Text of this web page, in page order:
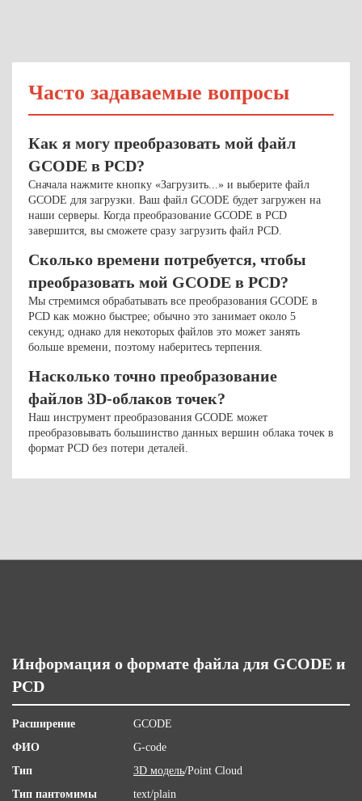
Часто задаваемые вопросы
Как я могу преобразовать мой файл
GCODE в PCD?
Сначала нажмите кнопку «Загрузить...» и выберите файл
GCODE для загрузки. Ваш файл GCODE будет загружен на
наши серверы. Когда преобразование GCODE в PCD
завершится, вы сможете сразу загрузить файл PCD.
Сколько времени потребуется, чтобы
преобразовать мой GCODE в PCD?
Мы стремимся обрабатывать все преобразования GCODE в
PCD как можно быстрее; обычно это занимает около 5
секунд; однако для некоторых файлов это может занять
больше времени, поэтому наберитесь терпения.
Насколько точно преобразование
файлов 3D-облаков точек?
Наш инструмент преобразования GCODE может
преобразовывать большинство данных вершин облака точек в
формат PCD без потери деталей.
Информация о формате файла для GCODE и
PCD
Расширение
GCODE
ФИО
G-code
Тип
3D модель/Point Cloud
Тип пантомимы
text/plain